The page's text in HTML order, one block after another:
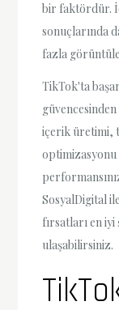
bir faktördür.
sonuçlarında
fazla
TikTok'ta
içerik üretimi,
SosyalDigital
fırsatları en
ulaşabilirsiniz.